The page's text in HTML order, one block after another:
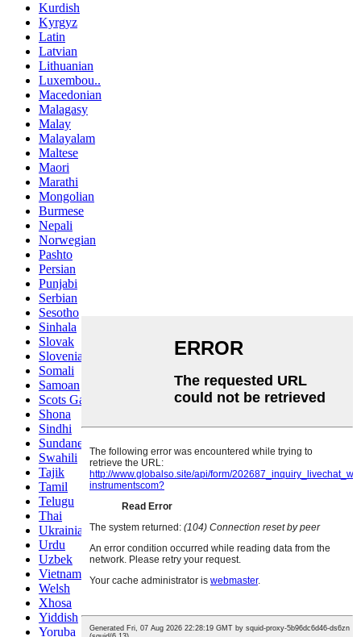
Kurdish
Kyrgyz
Latin
Latvian
Lithuanian
Luxembou..
Macedonian
Malagasy
Malay
Malayalam
Maltese
Maori
Marathi
Mongolian
Burmese
Nepali
Norwegian
Pashto
Persian
Punjabi
Serbian
Sesotho
Sinhala
Slovak
Slovenian
Somali
Samoan
Scots Gaelic
Shona
Sindhi
Sundanese
Swahili
Tajik
Tamil
Telugu
Thai
Ukrainian
Urdu
Uzbek
Vietnamese
Welsh
Xhosa
Yiddish
Yoruba